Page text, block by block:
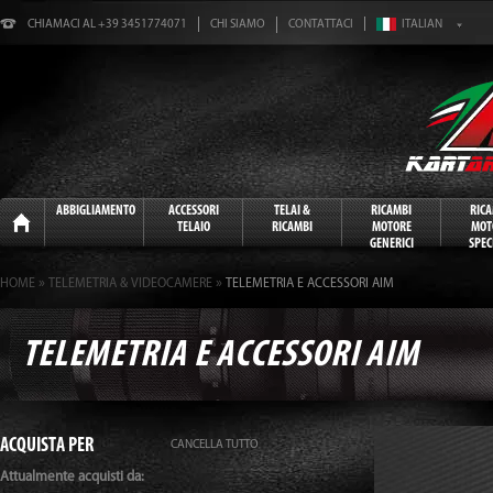
CHIAMACI AL +39 3451774071 CHI SIAMO CONTATTACI
Home
ABBIGLIAMENTO
ACCESSORI
TELAIO
TELAI &
RICAMBI
RICAMBI
MOTORE
GENERICI
HOME » TELEMETRIA & VIDEOCAMERE » TELEMETRIA E ACCESSORI AIM
TELEMETRIA E ACCESSORI AIM
ACQUISTA PER CANCELLA TUTTO
Attualmente acquisti da: